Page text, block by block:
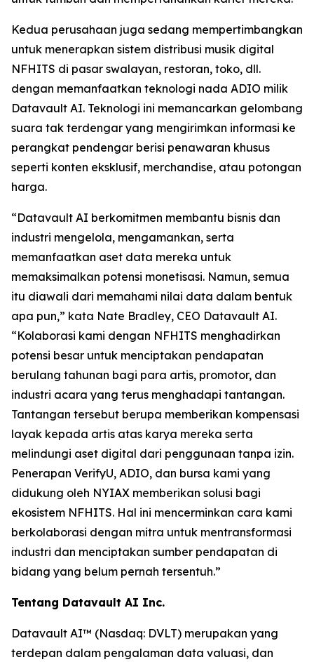
Kedua perusahaan juga sedang mempertimbangkan
untuk menerapkan sistem distribusi musik digital
NFHITS di pasar swalayan, restoran, toko, dll.
dengan memanfaatkan teknologi nada ADIO milik
Datavault AI. Teknologi ini memancarkan gelombang
suara tak terdengar yang mengirimkan informasi ke
perangkat pendengar berisi penawaran khusus
seperti konten eksklusif, merchandise, atau potongan
harga.
“Datavault AI berkomitmen membantu bisnis dan
industri mengelola, mengamankan, serta
memanfaatkan aset data mereka untuk
memaksimalkan potensi monetisasi. Namun, semua
itu diawali dari memahami nilai data dalam bentuk
apa pun,” kata Nate Bradley, CEO Datavault AI.
“Kolaborasi kami dengan NFHITS menghadirkan
potensi besar untuk menciptakan pendapatan
berulang tahunan bagi para artis, promotor, dan
industri acara yang terus menghadapi tantangan.
Tantangan tersebut berupa memberikan kompensasi
layak kepada artis atas karya mereka serta
melindungi aset digital dari penggunaan tanpa izin.
Penerapan VerifyU, ADIO, dan bursa kami yang
didukung oleh NYIAX memberikan solusi bagi
ekosistem NFHITS. Hal ini mencerminkan cara kami
berkolaborasi dengan mitra untuk mentransformasi
industri dan menciptakan sumber pendapatan di
bidang yang belum pernah tersentuh.”
Tentang Datavault AI Inc.
Datavault AI™ (Nasdaq: DVLT) merupakan yang
terdepan dalam pengalaman data valuasi, dan